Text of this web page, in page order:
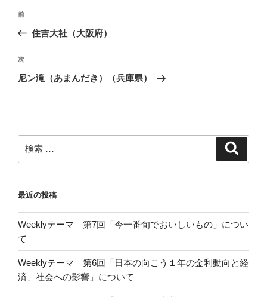
投
ナ
ビ
ゲ
ン
過
去
投
稿
前
住吉大社（大阪府）
次
の
次
尼ン滝（あまんだき）（兵庫県）
索:
最近の投稿
Weeklyテーマ 第7回「今一番旬でおいしいもの」につい
て
Weeklyテーマ 第6回「日本の向こう１年の金利動向と経
済、社会への影響」について